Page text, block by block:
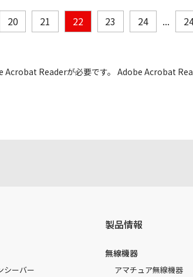
20 21 22 23 24 ...
Acrobat Readerが必要です。 Adobe Acrobat
シーバー
製品情報
無線機器
アマチュア無線機器